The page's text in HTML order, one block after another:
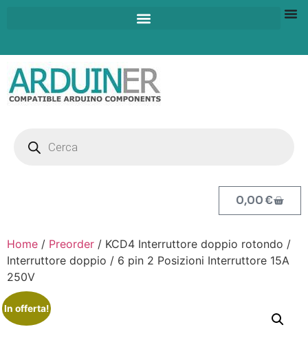
0,00€
Home / Preorder / KCD4 Interruttore doppio rotondo /
Interruttore doppio / 6 pin 2 Posizioni Interruttore 15A
250V
In offerta!